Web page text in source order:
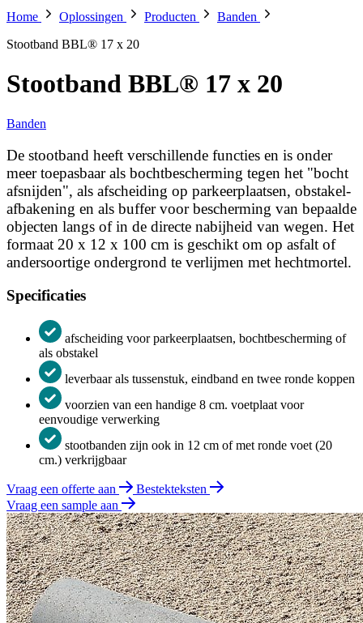
Home Oplossingen Producten
Banden
Stootband BBL® 17 x 20
Stootband BBL® 17 x 20
Banden
De stootband heeft verschillende functies en is onder
meer toepasbaar als bochtbescherming tegen het "bocht
afsnijden", als afscheiding op parkeerplaatsen, obstakel-
afbakening en als buffer voor bescherming van bepaalde
objecten langs of in de directe nabijheid van wegen. Het
formaat 20 x 12 x 100 cm is geschikt om op asfalt of
andersoortige ondergrond te verlijmen met hechtmortel.
Specificaties
afscheiding voor parkeerplaatsen, bochtbescherming of
als obstakel
leverbaar als tussenstuk, eindband en twee ronde koppen
voorzien van een handige 8 cm. voetplaat voor
eenvoudige verwerking
stootbanden zijn ook in 12 cm of met ronde voet (20
cm.) verkrijgbaar
Vraag een offerte aan
Bestekteksten
Vraag een sample aan